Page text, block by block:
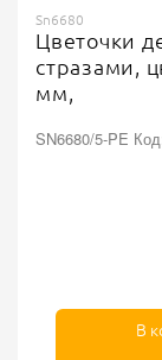
Sn6680
Цветочки
стразами,
мм,
SN6680/5-PE
В